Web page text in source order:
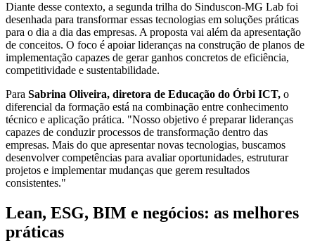
Diante desse contexto, a segunda trilha do Sinduscon-MG Lab foi
desenhada para transformar essas tecnologias em soluções práticas
para o dia a dia das empresas. A proposta vai além da apresentação
de conceitos. O foco é apoiar lideranças na construção de planos de
implementação capazes de gerar ganhos concretos de eficiência,
competitividade e sustentabilidade.
Para Sabrina Oliveira, diretora de Educação do Órbi ICT, o
diferencial da formação está na combinação entre conhecimento
técnico e aplicação prática. "Nosso objetivo é preparar lideranças
capazes de conduzir processos de transformação dentro das
empresas. Mais do que apresentar novas tecnologias, buscamos
desenvolver competências para avaliar oportunidades, estruturar
projetos e implementar mudanças que gerem resultados
consistentes."
Lean, ESG, BIM e negócios: as melhores
práticas